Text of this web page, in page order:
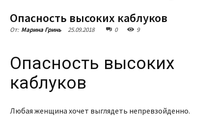
Опасность высоких каблуков
От: Марина Гринь 25.09.2018 0 9
Опасность высоких
каблуков
Любая женщина хочет выглядеть непревзойденно.